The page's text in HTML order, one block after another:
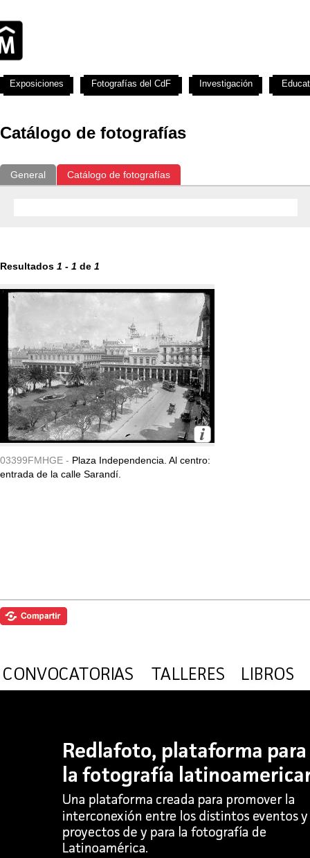
Catálogo de fotografías
General Catálogo de fotografías
Resultados 1 - 1 de 1
03399FMHGE - Plaza Independencia. Al centro:
entrada de la calle Sarandí.
Exposiciones Fotografías del CdF Investigación